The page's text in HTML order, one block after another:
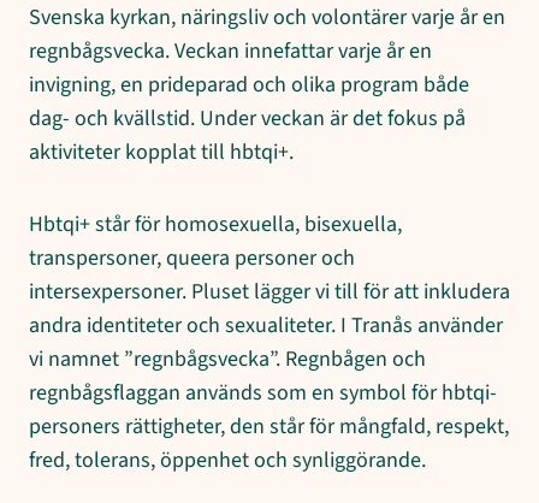
Svenska kyrkan, näringsliv och volontärer varje år en
regnbågsvecka. Veckan innefattar varje år en
invigning, en prideparad och olika program både
dag- och kvällstid. Under veckan är det fokus på
aktiviteter kopplat till hbtqi+.
Hbtqi+ står för homosexuella, bisexuella,
transpersoner, queera personer och
intersexpersoner. Pluset lägger vi till för att inkludera
andra identiteter och sexualiteter. I Tranås använder
vi namnet ”regnbågsvecka”. Regnbågen och
regnbågsflaggan används som en symbol för hbtqi-
personers rättigheter, den står för mångfald, respekt,
fred, tolerans, öppenhet och synliggörande.